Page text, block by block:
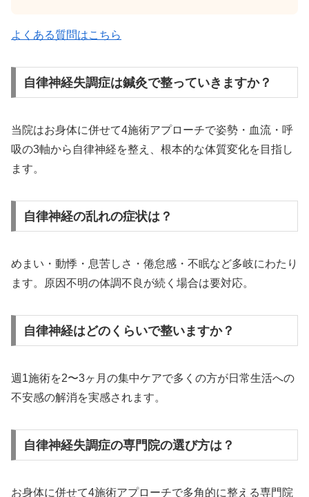
よくある質問はこちら
自律神経失調症は鍼灸で整っていきますか？
当院はお身体に併せて4施術アプローチで姿勢・血流・呼
吸の3軸から自律神経を整え、根本的な体質変化を目指し
ます。
自律神経の乱れの症状は？
めまい・動悸・息苦しさ・倦怠感・不眠など多岐にわたり
ます。原因不明の体調不良が続く場合は要対応。
自律神経はどのくらいで整いますか？
週1施術を2〜3ヶ月の集中ケアで多くの方が日常生活への
不安感の解消を実感されます。
自律神経失調症の専門院の選び方は？
お身体に併せて4施術アプローチで多角的に整える専門院